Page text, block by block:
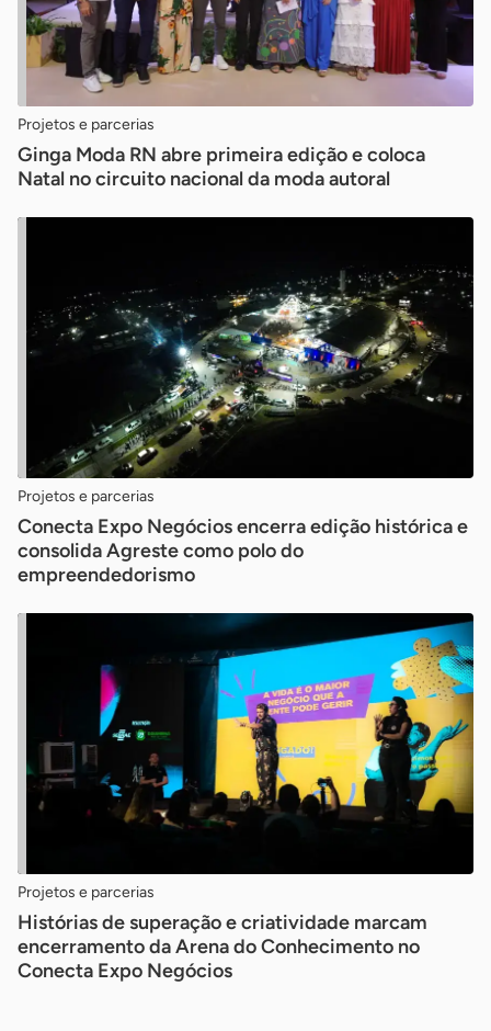
Projetos e parcerias
Ginga Moda RN abre primeira edição e coloca
Natal no circuito nacional da moda autoral
Projetos e parcerias
Conecta Expo Negócios encerra edição histórica e
consolida Agreste como polo do
empreendedorismo
Projetos e parcerias
Histórias de superação e criatividade marcam
encerramento da Arena do Conhecimento no
Conecta Expo Negócios